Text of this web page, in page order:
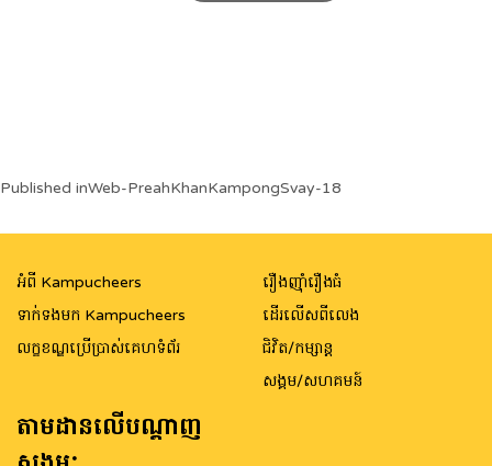
Post
navigation
Published inWeb-PreahKhanKampongSvay-18
អំពី Kampucheers
ទាក់ទងមក Kampucheers
លក្ខខណ្ឌប្រើប្រាស់គេហទំព័រ
រឿងញ៉ាំរឿងធំ
ដើរលើសពីលេង
ជិវិត/កម្សាន្ត
សង្គម/សហគមន៍
តាមដានលើបណ្តាញ